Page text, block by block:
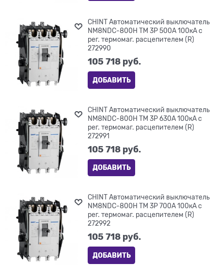
CHINT Автоматический выключатель
NM8NDC-800H TM 3P 500А 100кА с
рег. термомаг. расцепителем (R)
272990
105 718 руб.
ДОБАВИТЬ
CHINT Автоматический выключатель
NM8NDC-800H TM 3P 630А 100кА с
рег. термомаг. расцепителем (R)
272991
105 718 руб.
ДОБАВИТЬ
CHINT Автоматический выключатель
NM8NDC-800H TM 3P 700А 100кА с
рег. термомаг. расцепителем (R)
272992
105 718 руб.
ДОБАВИТЬ